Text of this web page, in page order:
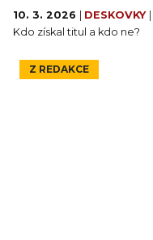
10. 3. 2026 DESKOVKY
Kdo získal titul a kdo ne?
Z REDAKCE